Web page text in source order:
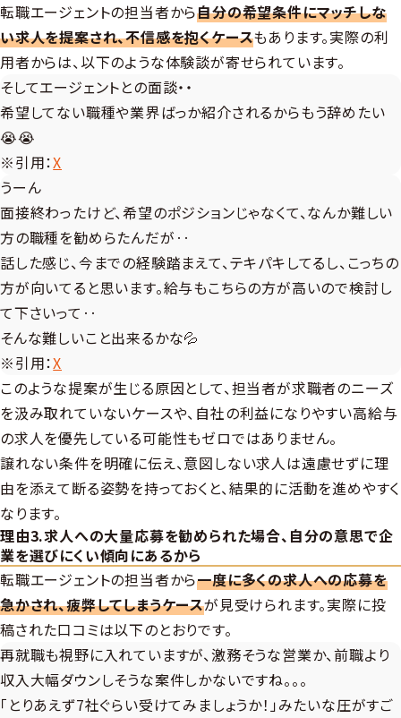
転職エージェントの担当者から自分の希望条件にマッチしな
い求人を提案され、不信感を抱くケースもあります。実際の利
用者からは、以下のような体験談が寄せられています。
そしてエージェントとの面談・・
希望してない職種や業界ばっか紹介されるからもう辞めたい
😭😭
※引用：X
うーん
面接終わったけど、希望のポジションじゃなくて、なんか難しい
方の職種を勧めらたんだが‥
話した感じ、今までの経験踏まえて、テキパキしてるし、こっちの
方が向いてると思います。給与もこちらの方が高いので検討し
て下さいって‥
そんな難しいこと出来るかな💦
※引用：X
このような提案が生じる原因として、担当者が求職者のニーズ
を汲み取れていないケースや、自社の利益になりやすい高給与
の求人を優先している可能性もゼロではありません。
譲れない条件を明確に伝え、意図しない求人は遠慮せずに理
由を添えて断る姿勢を持っておくと、結果的に活動を進めやすく
なります。
理由3.求人への大量応募を勧められた場合、自分の意思で企
業を選びにくい傾向にあるから
転職エージェントの担当者から一度に多くの求人への応募を
急かされ、疲弊してしまうケースが見受けられます。実際に投
稿された口コミは以下のとおりです。
再就職も視野に入れていますが、激務そうな営業か、前職より
収入大幅ダウンしそうな案件しかないですね。。。
「とりあえず7社ぐらい受けてみましょうか！」みたいな圧がすご